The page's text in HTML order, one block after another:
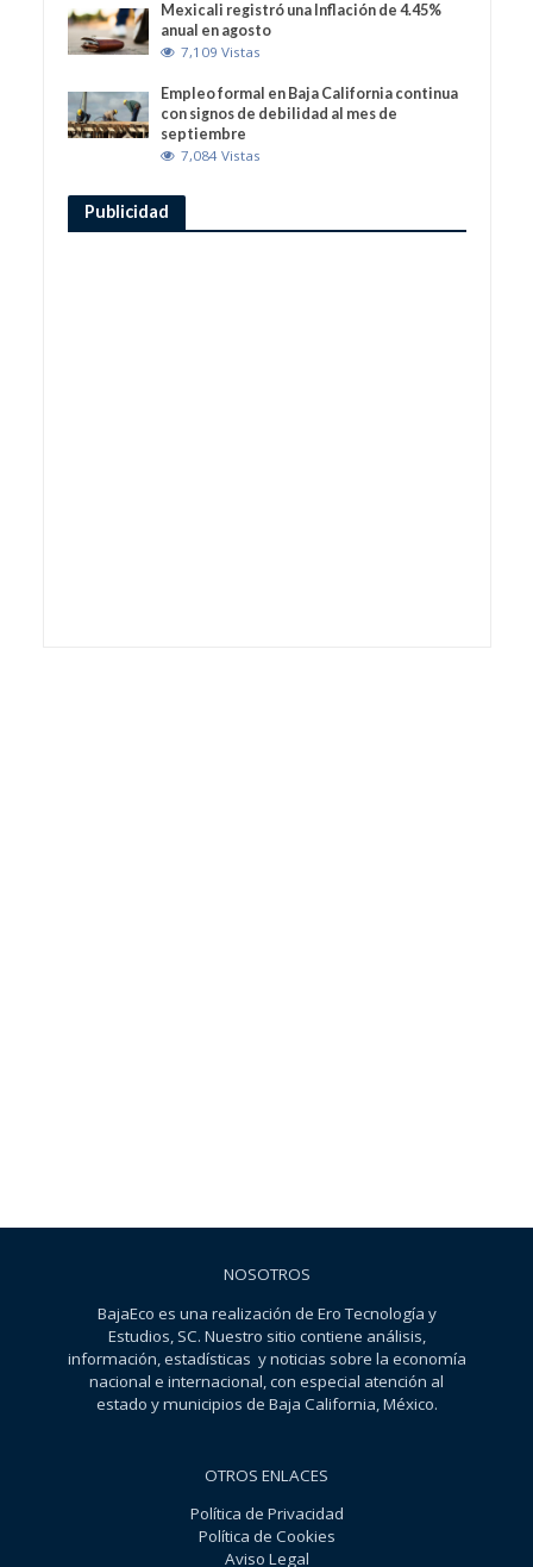
Mexicali registró una Inflación de 4.45%
anual en agosto
7,109 Vistas
Empleo formal en Baja California continua
con signos de debilidad al mes de
septiembre
7,084 Vistas
Publicidad
NOSOTROS
BajaEco es una realización de Ero Tecnología y
Estudios, SC. Nuestro sitio contiene análisis,
información, estadísticas y noticias sobre la economía
nacional e internacional, con especial atención al
estado y municipios de Baja California, México.
OTROS ENLACES
Política de Privacidad
Política de Cookies
Aviso Legal